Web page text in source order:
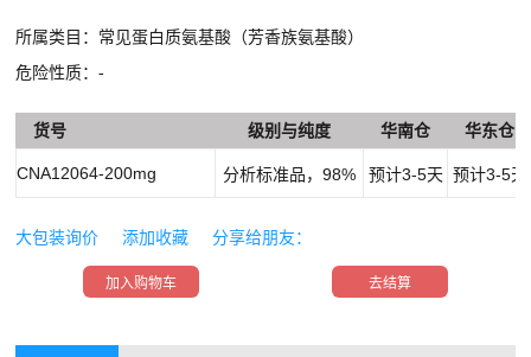
所属类目：常见蛋白质氨基酸（芳香族氨基酸）
危险性质：-
货号 级别与纯度 华南仓 华东仓
CNA12064-200mg 分析标准品，98% 预计3-5天 预计3-5天
大包装询价 添加收藏 分享给朋友：
加入购物车 去结算